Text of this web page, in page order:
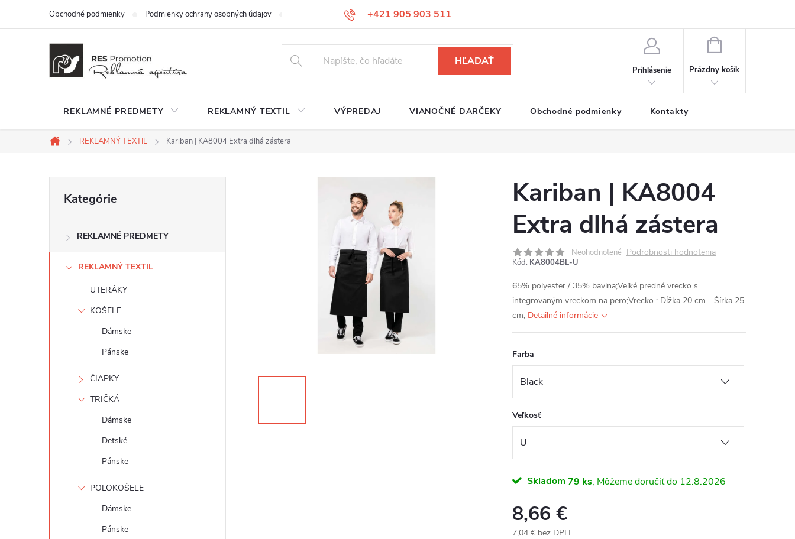
+421 905 903 511
Obchodné podmienky Podmienky ochrany osobných údajov Reklamačný poriadok Služby Kontakty
HĽADAŤ
Prihlásenie
NÁKUPNÝ
Prázdny košík
REKLAMNÉ PREDMETY REKLAMNÝ TEXTIL VÝPREDAJ VIANOČNÉ DARČEKY Obchodné podmienky Kontakty
Domov
REKLAMNÝ TEXTIL Kariban | KA8004 Extra dlhá zástera
č
kategórie
Kategórie
REKLAMNÉ PREDMETY
REKLAMNÝ TEXTIL
UTERÁKY
KOŠELE
Dámske
Pánske
ČIAPKY
TRIČKÁ
Dámske
Detské
Pánske
POLOKOŠELE
Dámske
Pánske
Kariban | KA8004
Extra dlhá zástera
Neohodnotené Podrobnosti hodnotenia
Kód: KA8004BL-U
65% polyester / 35% bavlna;Veľké predné vrecko s
integrovaným vreckom na pero;Vrecko : Dĺžka 20 cm - Šírka 25
cm; Detailné informácie
Farba
Veľkosť
Skladom 79 ks 12.8.2026
8,66 €
7,04 € bez DPH